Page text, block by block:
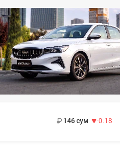
146 сум
-0.18